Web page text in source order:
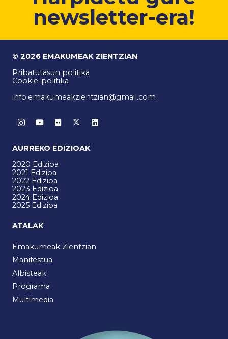
newsletter-era!
© 2026 EMAKUMEAK ZIENTZIAN
Pribatutasun politika
Cookie-politika
info.emakumeakzientzian@gmail.com
AURREKO EDIZIOAK
2020 Edizioa
2021 Edizioa
2022 Edizioa
2023 Edizioa
2024 Edizioa
2025 Edizioa
ATALAK
Emakumeak Zientzian
Manifestua
Albisteak
Programa
Multimedia